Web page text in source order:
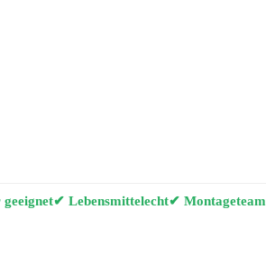
✔ Lebensmittelecht✔ Montageteam